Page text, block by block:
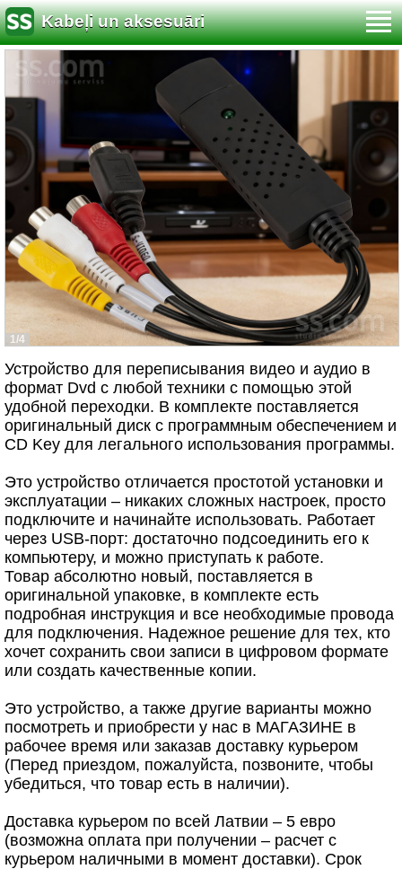
Kabeļi un aksesuāri
1/4
Устройство для переписывания видео и аудио в
формат Dvd с любой техники с помощью этой
удобной переходки. В комплекте поставляется
оригинальный диск с программным обеспечением и
CD Key для легального использования программы.
Это устройство отличается простотой установки и
эксплуатации – никаких сложных настроек, просто
подключите и начинайте использовать. Работает
через USB-порт: достаточно подсоединить его к
компьютеру, и можно приступать к работе.
Товар абсолютно новый, поставляется в
оригинальной упаковке, в комплекте есть
подробная инструкция и все необходимые провода
для подключения. Надежное решение для тех, кто
хочет сохранить свои записи в цифровом формате
или создать качественные копии.
Это устройство, а также другие варианты можно
посмотреть и приобрести у нас в МАГАЗИНЕ в
рабочее время или заказав доставку курьером
(Перед приездом, пожалуйста, позвоните, чтобы
убедиться, что товар есть в наличии).
Доставка курьером по всей Латвии – 5 евро
(возможна оплата при получении – расчет с
курьером наличными в момент доставки). Срок